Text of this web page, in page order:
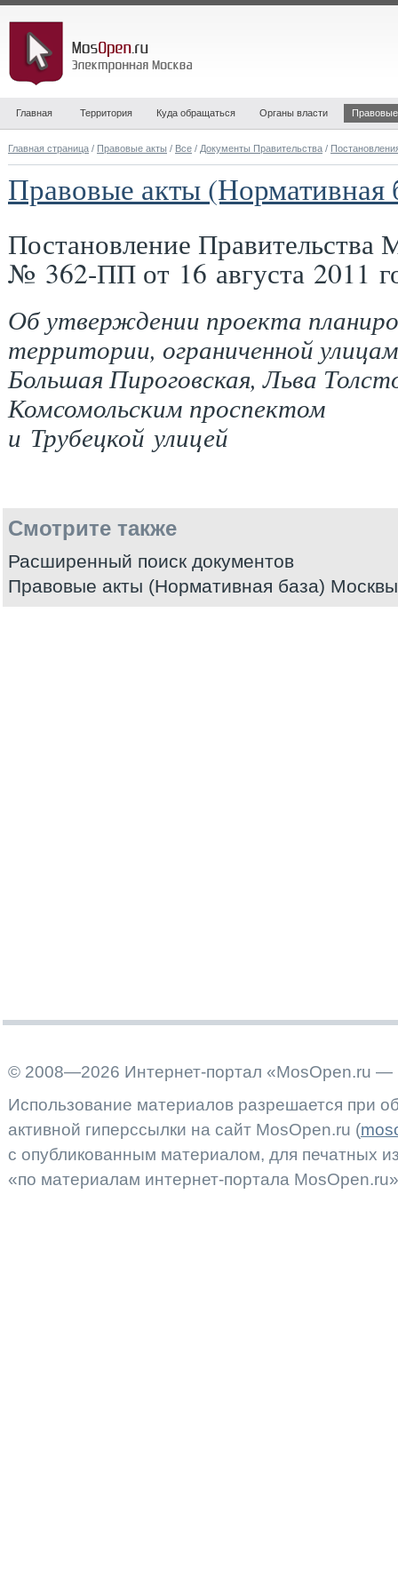
Главная Территория Куда обращаться Органы власти
Главная страница / Правовые акты / Все / Документы Правительства /
Правовые акты (Нормативная
Постановление Правительства
№ 362-ПП от 16 августа 2011
Об утверждении проекта
территории, ограниченной
Большая Пироговская, Льва
Комсомольским проспектом
и Трубецкой улицей
Смотрите также
Расширенный поиск документов
Правовые акты (Нормативная база) Москвы
© 2008—2026 Интернет-портал «MosOpen.ru —
Использование материалов разрешается при
активной гиперссылки на сайт MosOpen.ru (
с опубликованным материалом, для печатных
«по материалам интернет-портала